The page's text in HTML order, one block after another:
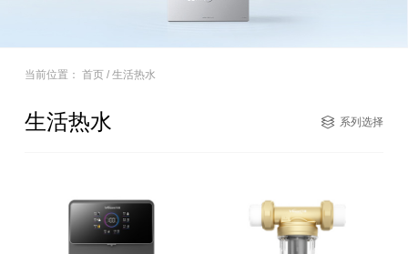
当前位置： 首页/ 生活热水
生活热水 系列选择